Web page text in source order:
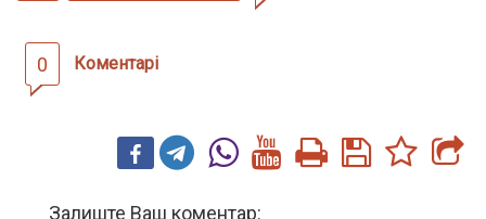
0 Коментарі
Залиште Ваш коментар: